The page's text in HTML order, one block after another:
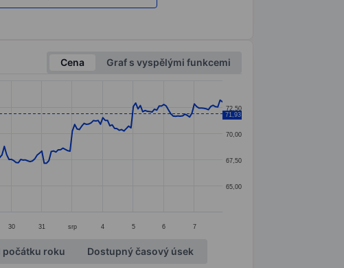
Cena
Graf s vyspělými funkcemi
30 31 srp 4 5 6 7
65,00
67,50
70,00
72,50
71,93
počátku roku Dostupný časový úsek